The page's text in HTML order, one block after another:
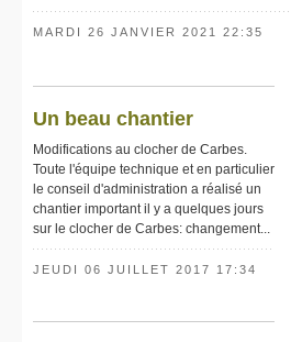
MARDI 26 JANVIER 2021 22:35
Un beau chantier
Modifications au clocher de Carbes.
Toute l'équipe technique et en particulier
le conseil d'administration a réalisé un
chantier important il y a quelques jours
sur le clocher de Carbes: changement...
JEUDI 06 JUILLET 2017 17:34